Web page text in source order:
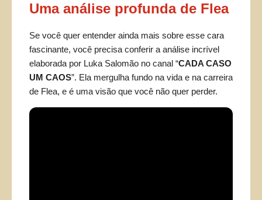
Uma análise profunda de Flea
Se você quer entender ainda mais sobre esse cara
fascinante, você precisa conferir a análise incrível
elaborada por Luka Salomão no canal “CADA CASO
UM CAOS”. Ela mergulha fundo na vida e na carreira
de Flea, e é uma visão que você não quer perder.